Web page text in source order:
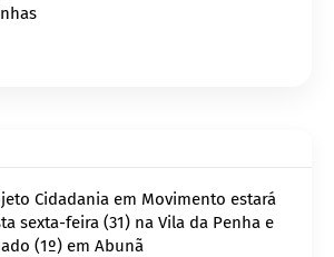
Cidadania em Movimento estará
sexta-feira (31) na Vila da Penha e
(1º) em Abunã